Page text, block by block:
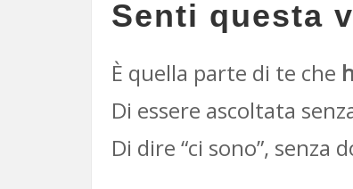
Senti questa
È quella parte di te che
Di essere ascoltata
Di dire “ci sono”, senza